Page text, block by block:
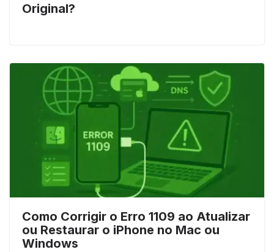
Original?
Como Corrigir o Erro 1109 ao Atualizar
ou Restaurar o iPhone no Mac ou
Windows